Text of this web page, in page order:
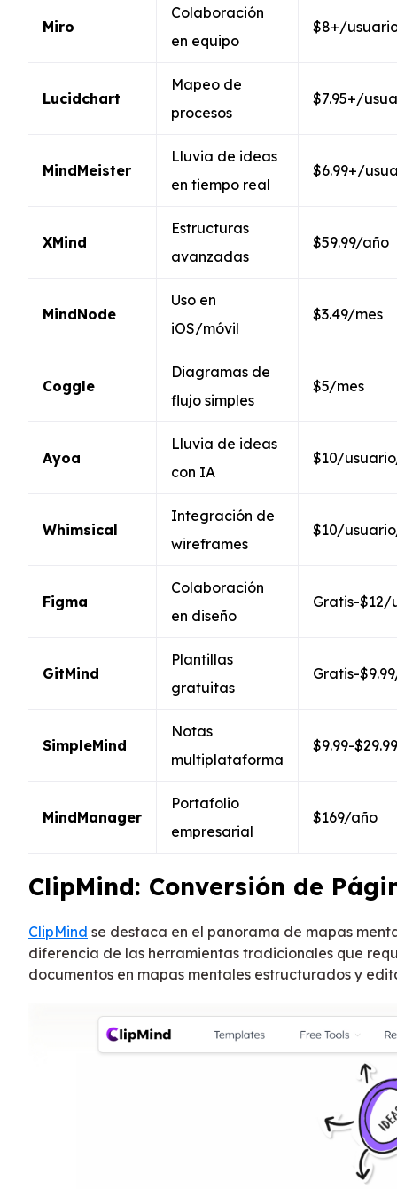
Miro
Colaboración
en equipo
$8+/
Lucidchart
Mapeo de
procesos
$7.95+/
MindMeister
Lluvia de ideas
en tiempo real
$6.99+/
XMind
Estructuras
avanzadas
$59.99/año
MindNode
Uso en
iOS/móvil
$3.49/mes
Coggle
Diagramas de
flujo simples
$5/mes
Ayoa
Lluvia de ideas
con IA
$10/
Whimsical
Integración de
wireframes
$10/
Figma
Colaboración
en diseño
Gratis-$12/
GitMind
Plantillas
gratuitas
Gratis-
SimpleMind
Notas
multiplataforma
$9.99-$29.99
MindManager
Portafolio
empresarial
$169/año
ClipMind: Conversión de
ClipMind se destaca en el panorama de mapas
diferencia de las herramientas tradicionales que
documentos en mapas mentales estructurados y